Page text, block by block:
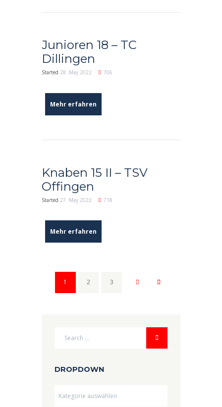
Junioren 18 – TC
Dillingen
Started 28. May 2022 706
Mehr erfahren
Knaben 15 II – TSV
Offingen
Started 27. May 2022 718
Mehr erfahren
1 2 3
DROPDOWN